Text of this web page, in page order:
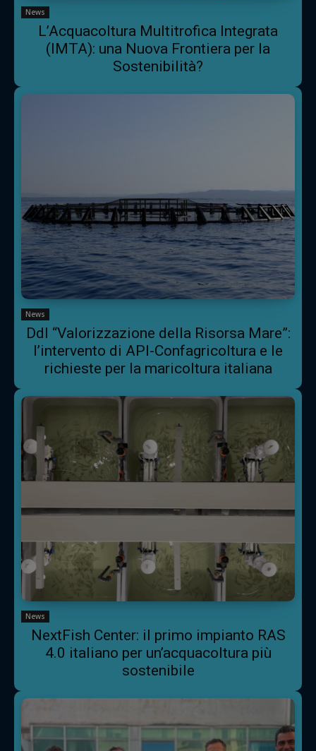
News
L’Acquacoltura Multitrofica Integrata
(IMTA): una Nuova Frontiera per la
Sostenibilità?
News
Ddl “Valorizzazione della Risorsa Mare”:
l’intervento di API-Confagricoltura e le
richieste per la maricoltura italiana
News
NextFish Center: il primo impianto RAS
4.0 italiano per un’acquacoltura più
sostenibile